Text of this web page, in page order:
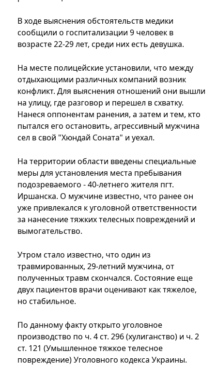
В ходе выяснения обстоятельств медики
сообщили о госпитализации 9 человек в
возрасте 22-29 лет, среди них есть девушка.
На месте полицейские установили, что между
отдыхающими различных компаний возник
конфликт. Для выяснения отношений они вышли
на улицу, где разговор и перешел в схватку.
Нанеся оппонентам ранения, а затем и тем, кто
пытался его остановить, агрессивный мужчина
сел в свой "Хюндай Соната" и уехал.
На территории области введены специальные
меры для установления места пребывания
подозреваемого - 40-летнего жителя пгт.
Иршанска. О мужчине известно, что ранее он
уже привлекался к уголовной ответственности
за нанесение тяжких телесных повреждений и
вымогательство.
Утром стало известно, что один из
травмированных, 29-летний мужчина, от
полученных травм скончался. Состояние еще
двух пациентов врачи оценивают как тяжелое,
но стабильное.
По данному факту открыто уголовное
производство по ч. 4 ст. 296 (хулиганство) и ч. 2
ст. 121 (Умышленное тяжкое телесное
повреждение) Уголовного кодекса Украины.